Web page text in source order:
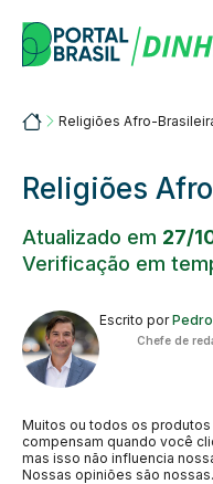
content
PortalbrasilReligiões Afro-
Religiões
Atualizado em 27/
Verificação em
Escrito por
Chefe de
Muitos ou todos os
compensam quando você
mas isso não influencia
Nossas opiniões são nossas.